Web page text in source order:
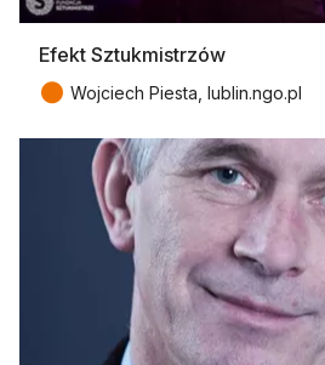
Efekt Sztukmistrzów
● Wojciech Piesta, lublin.ngo.pl